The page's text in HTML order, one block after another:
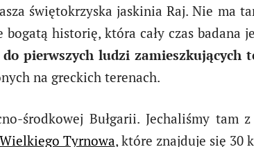
świętokrzyska jaskinia Raj. Nie ma
historię, która cały czas badana
pierwszych ludzi zamieszkujących
na greckich terenach.
środkowej Bułgarii. Jechaliśmy tam
Wielkiego Tyrnowa, które znajduje się 30